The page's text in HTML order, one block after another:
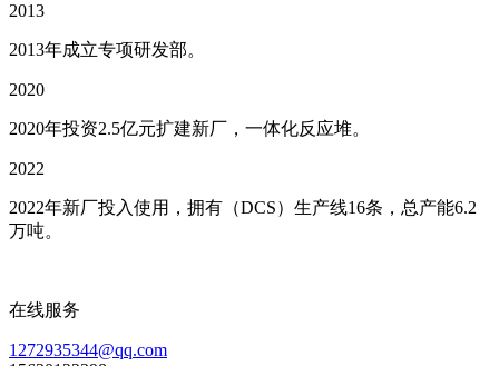
2013
2013年成立专项研发部。
2020
2020年投资2.5亿元扩建新厂，一体化反应堆。
2022
2022年新厂投入使用，拥有（DCS）生产线16条，总产能6.2
万吨。
在线服务
1272935344@qq.com